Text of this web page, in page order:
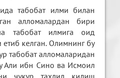
табобат илми билан
алломалардан бири
табобат илмига оид
етиб келган. Олимнинг бу
табобат алломаларидан
Али ибн Сино ва Исмоил